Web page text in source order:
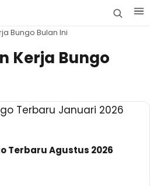
Bungo Bulan Ini
Kerja Bungo
Terbaru Agustus 2026